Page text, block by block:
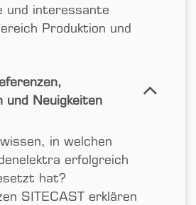
und interessante
Produktion und
und Neuigkeiten
in welchen
erfolgreich
hat?
SITECAST erklären